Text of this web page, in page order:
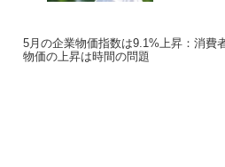
5月の企業物価指数は9.1%上昇：消費
物価の上昇は時間の問題